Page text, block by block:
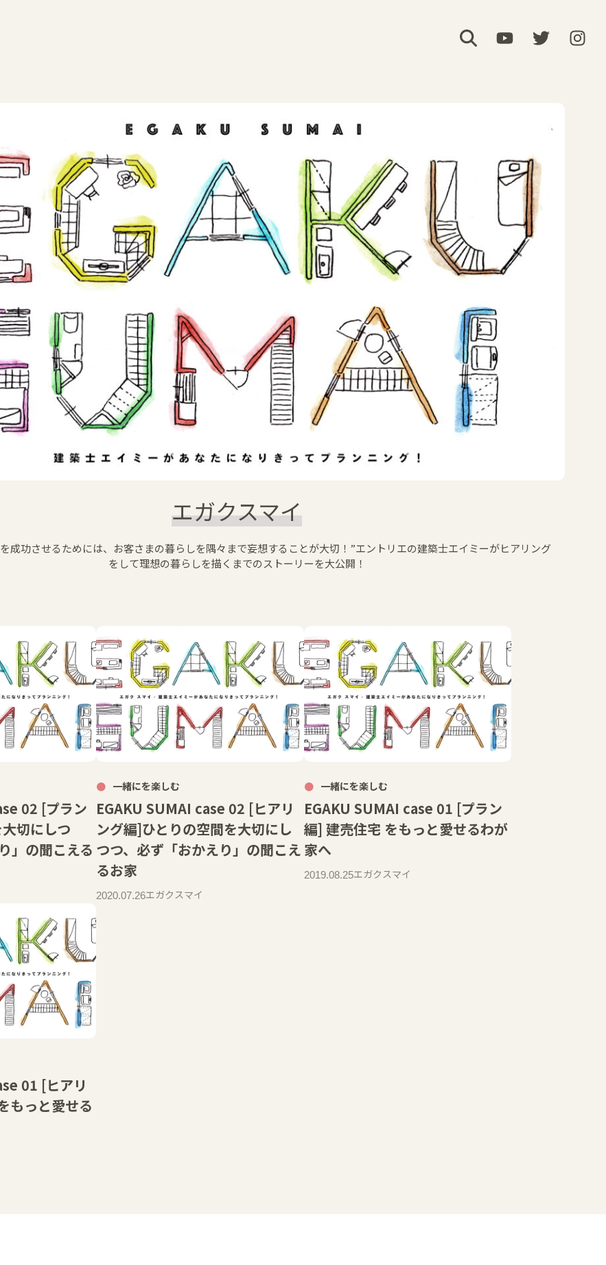
エガクスマイ
成功させるためには、お客さまの暮らしを隅々まで妄想することが大切！”エントリエの建築士エイミーがヒアリング
をして理想の暮らしを描くまでのストーリーを大公開！
02 [プラン
切にしつ
」の聞こえる
一緒にを楽しむ
EGAKU SUMAI case 02 [ヒアリ
ング編]ひとりの空間を大切にし
つつ、必ず「おかえり」の聞こえ
るお家
2020.07.26エガクスマイ
一緒にを楽しむ
EGAKU SUMAI case 01 [プラン
編] 建売住宅 をもっと愛せるわが
家へ
2019.08.25エガクスマイ
01 [ヒアリ
もっと愛せる